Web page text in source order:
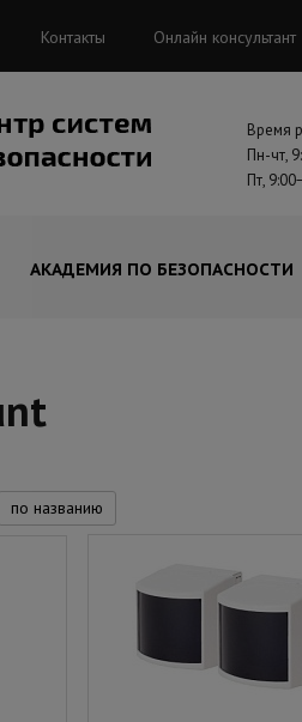
Контакты Онлайн консультант
Время
Пн-чт,
Пт,
АКАДЕМИЯ ПО БЕЗОПАСНОСТИ
по названию